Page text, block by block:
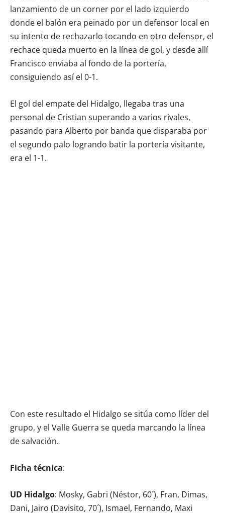
lanzamiento de un corner por el lado izquierdo
donde el balón era peinado por un defensor local en
su intento de rechazarlo tocando en otro defensor, el
rechace queda muerto en la línea de gol, y desde allí
Francisco enviaba al fondo de la portería,
consiguiendo así el 0-1.
El gol del empate del Hidalgo, llegaba tras una
personal de Cristian superando a varios rivales,
pasando para Alberto por banda que disparaba por
el segundo palo logrando batir la portería visitante,
era el 1-1.
Con este resultado el Hidalgo se sitúa como líder del
grupo, y el Valle Guerra se queda marcando la línea
de salvación.
Ficha técnica:
UD Hidalgo: Mosky, Gabri (Néstor, 60´), Fran, Dimas,
Dani, Jairo (Davisito, 70´), Ismael, Fernando, Maxi